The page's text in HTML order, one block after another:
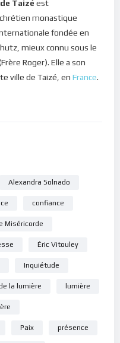
notre frère ou de notre
des choses à
un coeur souillé à
il ne reste que
déborde vers les
contribuer à bâtir un
Taizé est
chrétien monastique
fondée en
mieux connu sous le
Roger). Elle a son
ville de Taizé, en France.
Alexandra Solnado
confiance
Miséricorde
Éric Vitouley
Inquiétude
la lumière lumière
Paix présence